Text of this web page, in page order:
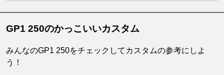
GP1 250のかっこいいカスタム
みんなのGP1 250をチェックしてカスタムの参考にしよ
う！